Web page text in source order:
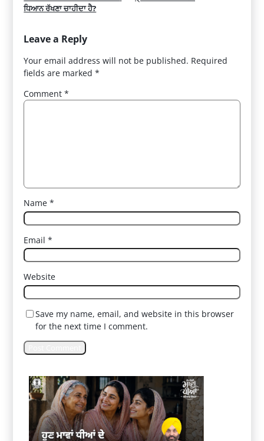
ਧਿਆਨ ਰੱਖਣਾ ਚਾਹੀਦਾ ਹੈ?
Leave a Reply
Your email address will not be published. Required
fields are marked*
Comment*
Name*
Email*
Website
Save my name, email, and website in this browser
for the next time I comment.